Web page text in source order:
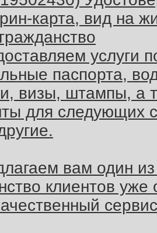
карта, вид на
услуги
паспорта,
визы, штампы, а
для следующих
вам один
клиентов